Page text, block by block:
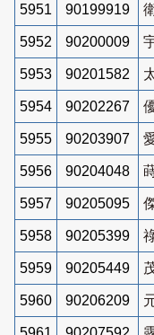
5951 90199919
5952 90200009
5953 90201582
5954 90202267
5955 90203907
5956 90204048
5957 90205095
5958 90205399
5959 90205449
5960 90206209